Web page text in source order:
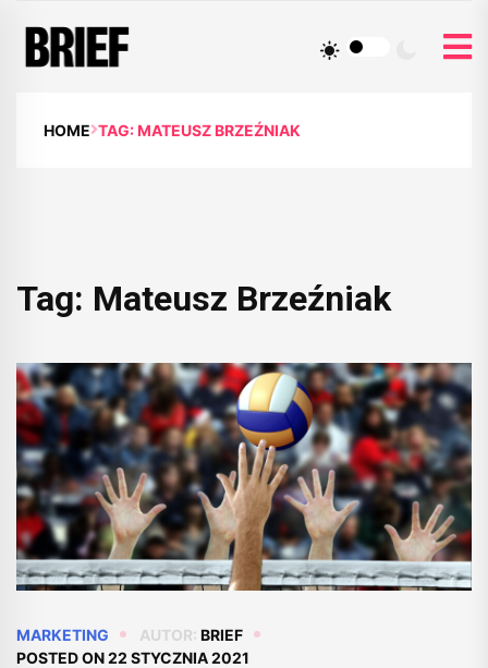
HOME TAG: MATEUSZ BRZEŹNIAK
Tag: Mateusz Brzeźniak
MARKETING AUTOR: BRIEF
POSTED ON22 STYCZNIA 2021